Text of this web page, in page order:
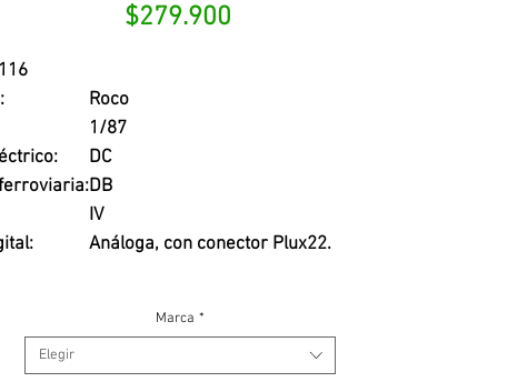
$279.900Precio
Roco
1/87
DC
DB
IV
Análoga, con conector Plux22.
Marca *
Elegir